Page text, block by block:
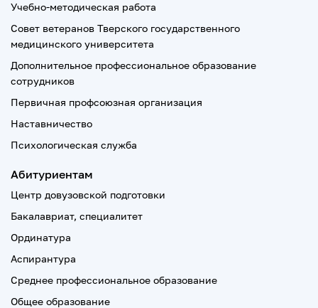
Учебно-методическая работа
Совет ветеранов Тверского государственного
медицинского университета
Дополнительное профессиональное образование
сотрудников
Первичная профсоюзная организация
Наставничество
Психологическая служба
Абитуриентам
Центр довузовской подготовки
Бакалавриат, специалитет
Ординатура
Аспирантура
Среднее профессиональное образование
Общее образование